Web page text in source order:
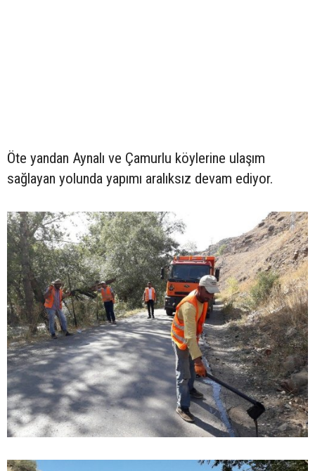
Öte yandan Aynalı ve Çamurlu köylerine ulaşım
sağlayan yolunda yapımı aralıksız devam ediyor.